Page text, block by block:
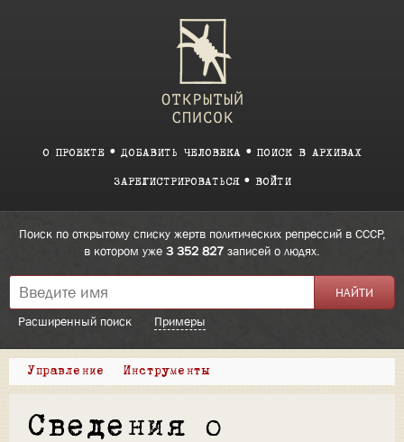
О ПРОЕКТЕ ДОБАВИТЬ ЧЕЛОВЕКА ПОИСК В АРХИВАХ
ЗАРЕГИСТРИРОВАТЬСЯ ВОЙТИ
Поиск по открытому списку жертв политических репрессий в СССР,
в котором уже 3 352 827 записей о людях.
Расширенный поиск Примеры
Управление Инструменты
Сведения о